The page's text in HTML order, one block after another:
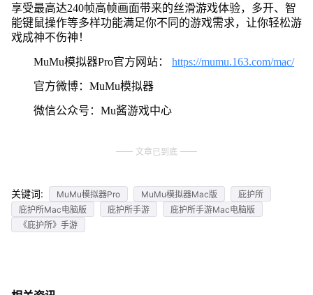
享受最高达240帧高帧画面带来的丝滑游戏体验，多开、智
能键鼠操作等多样功能满足你不同的游戏需求，让你轻松游
戏成神不伤神！
MuMu模拟器Pro官方网站： https://mumu.163.com/mac/
官方微博：MuMu模拟器
微信公众号：Mu酱游戏中心
文章已到底
关键词: MuMu模拟器Pro MuMu模拟器Mac版
庇护所
庇护所Mac电脑版
庇护所手游
庇护所手游Mac电脑版
《庇护所》手游